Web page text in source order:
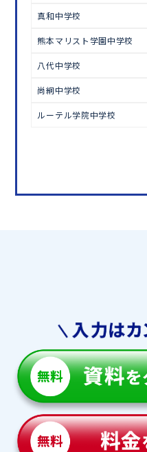
真和中学校
熊本マリスト学園中学校
八代中学校
尚絅中学校
ルーテル学院中学校